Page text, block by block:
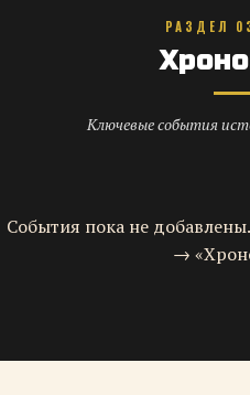
РАЗДЕЛ
Ключевые события
События пока не
→